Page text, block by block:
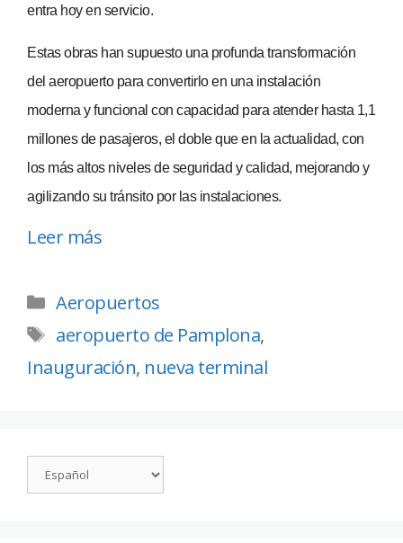
entra hoy en servicio.
Estas obras han supuesto una profunda transformación
del aeropuerto para convertirlo en una instalación
moderna y funcional con capacidad para atender hasta 1,1
millones de pasajeros, el doble que en la actualidad, con
los más altos niveles de seguridad y calidad, mejorando y
agilizando su tránsito por las instalaciones.
Leer más
Aeropuertos
aeropuerto de Pamplona,
Inauguración, nueva terminal